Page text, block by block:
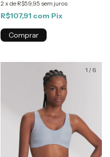
2 x de R$59,95 sem juros
R$107,91 com Pix
Comprar
1 / 6